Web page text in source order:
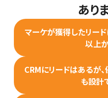
あり
マーケが獲得したリー
以上
CRMにリードはあるが
も設計